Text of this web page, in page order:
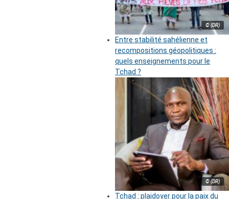
© (DR)
Entre stabilité sahélienne et
recompositions géopolitiques :
quels enseignements pour le
Tchad ?
© (DR)
Tchad : plaidoyer pour la paix du